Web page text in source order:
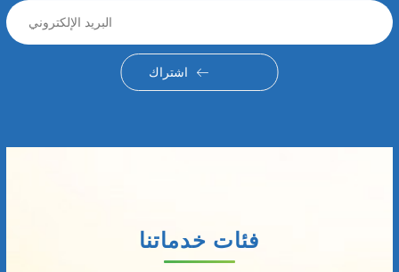
اشتراك
فئات خدماتنا